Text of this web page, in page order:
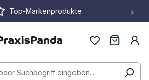
Top-Markenprodukte